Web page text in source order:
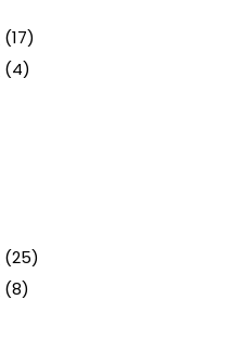
(17)
(4)
(25)
(8)